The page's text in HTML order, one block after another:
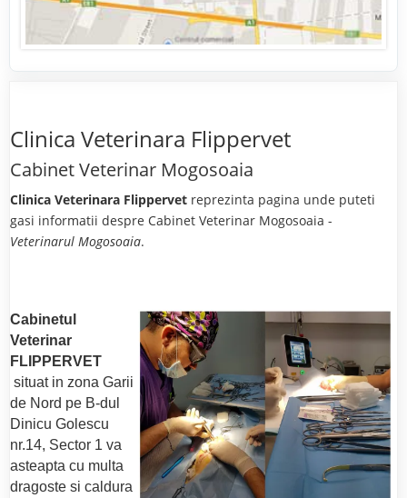
Clinica Veterinara Flippervet
Cabinet Veterinar Mogosoaia
Clinica Veterinara Flippervet reprezinta pagina unde puteti
gasi informatii despre Cabinet Veterinar Mogosoaia -
Veterinarul Mogosoaia.
Cabinetul
Veterinar
FLIPPERVET
situat in zona Garii
de Nord pe B-dul
Dinicu Golescu
nr.14, Sector 1 va
asteapta cu multa
dragoste si caldura